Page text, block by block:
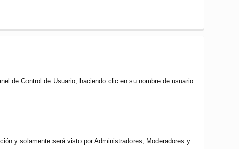
de Control de Usuario; haciendo clic en su nombre de usuario
y solamente será visto por Administradores, Moderadores y